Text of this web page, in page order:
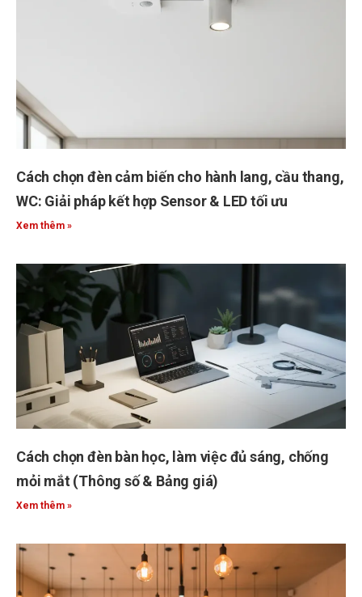
Cách chọn đèn cảm biến cho hành lang, cầu thang,
WC: Giải pháp kết hợp Sensor & LED tối ưu
Xem thêm »
Cách chọn đèn bàn học, làm việc đủ sáng, chống
mỏi mắt (Thông số & Bảng giá)
Xem thêm »